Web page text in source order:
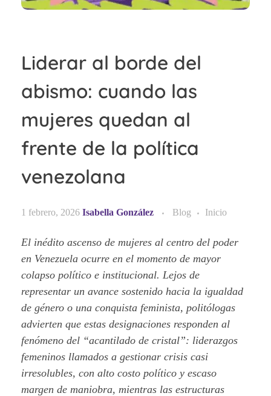
Liderar al borde del
abismo: cuando las
mujeres quedan al
frente de la política
venezolana
1 febrero, 2026 Isabella González Blog Inicio
El inédito ascenso de mujeres al centro del poder
en Venezuela ocurre en el momento de mayor
colapso político e institucional. Lejos de
representar un avance sostenido hacia la igualdad
de género o una conquista feminista, politólogas
advierten que estas designaciones responden al
fenómeno del “acantilado de cristal”: liderazgos
femeninos llamados a gestionar crisis casi
irresolubles, con alto costo político y escaso
margen de maniobra, mientras las estructuras